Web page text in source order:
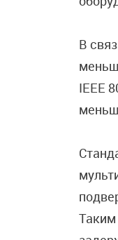
В
IEEE
Таким